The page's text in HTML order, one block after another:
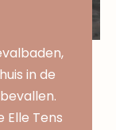
in de
Elle Tens